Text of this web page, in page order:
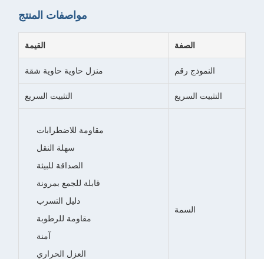
مواصفات المنتج
الصفة القيمة
النموذج رقم منزل حاوية حاوية شقة
التثبيت السريع التثبيت السريع
السمة
مقاومة للاضطرابات
سهلة النقل
الصداقة للبيئة
قابلة للجمع بمرونة
دليل التسرب
مقاومة للرطوبة
آمنة
العزل الحراري